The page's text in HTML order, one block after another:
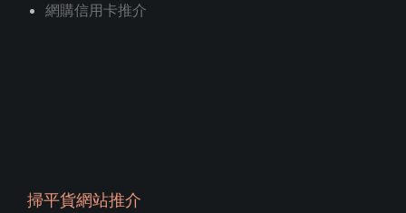
網購信用卡推介
掃平貨網站推介